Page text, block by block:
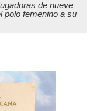
de nueve
polo femenino a su